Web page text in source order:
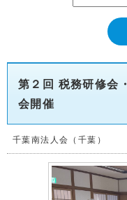
第２回 税務研修会
会開催
千葉南法人会（千葉）